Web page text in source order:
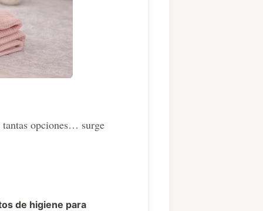
tantas opciones… surge
de higiene para